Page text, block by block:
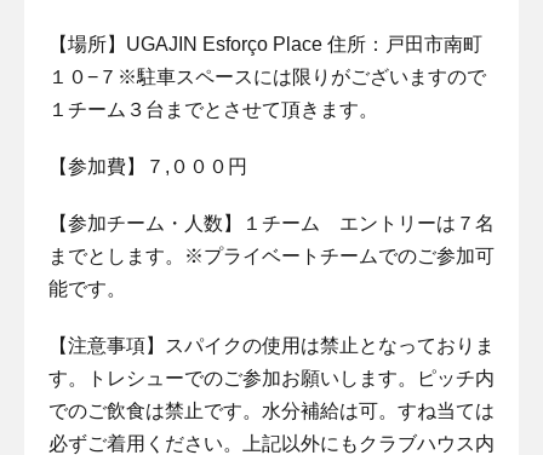
【場所】UGAJIN Esforço Place 住所：戸田市南町
１０−７※駐車スペースには限りがございますので
１チーム３台までとさせて頂きます。
【参加費】７,０００円
【参加チーム・人数】１チーム エントリーは７名
までとします。※プライベートチームでのご参加可
能です。
【注意事項】スパイクの使用は禁止となっておりま
す。トレシューでのご参加お願いします。ピッチ内
でのご飲食は禁止です。水分補給は可。すね当ては
必ずご着用ください。上記以外にもクラブハウス内